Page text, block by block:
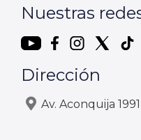
Nuestras
Dirección
Av. Aconquija 1991